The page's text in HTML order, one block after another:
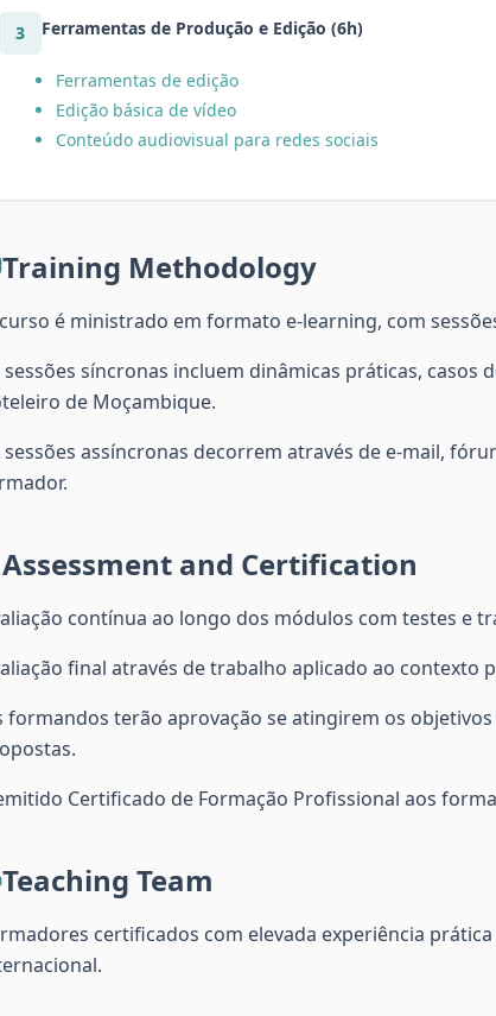
3 Ferramentas de Produção e Edição (6h)
Ferramentas de edição
Edição básica de vídeo
Conteúdo audiovisual para redes sociais
Training Methodology
é ministrado em formato e-learning, com
sessões síncronas incluem dinâmicas práticas,
de Moçambique.
sessões assíncronas decorrem através de e-mail,
Assessment and Certification
contínua ao longo dos módulos com testes e
final através de trabalho aplicado ao contexto
formandos terão aprovação se atingirem os
Certificado de Formação Profissional aos
Teaching Team
certificados com elevada experiência